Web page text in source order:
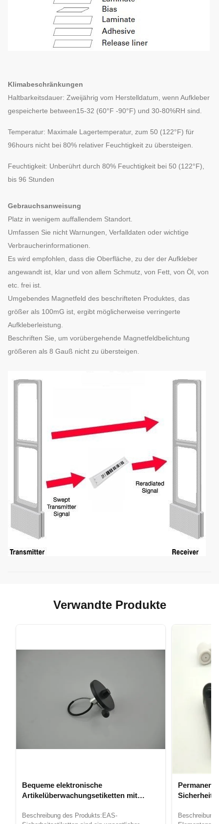
Klimabeschränkungen
Haltbarkeitsdauer: Zweijährig vom Herstelldatum, wenn Aufkleber
gespeicherte between15-32 (60°F -90°F) und 30-80%RH sind.
Temperatur: Maximale Lagertemperatur, zum 50 (122°F) für
96hours nicht bei 80% relativer Feuchtigkeit zu übersteigen.
Feuchtigkeit: Unberührt durch 80% Feuchtigkeit bei 50 (122°F),
bis 96 Stunden
Gebrauchsanweisung
Platz in wenigem auffallendem Standort.
Umfassen Sie nicht Warnungen, Verfalldaten oder wichtige
Verbraucherinformationen.
Es wird empfohlen, dass die Oberfläche, zu der der Aufkleber
angewandt ist, klar und von allem Schmutz, von Fett, von Öl, von
etc. frei ist.
Umgebendes Magnetfeld des beschrifteten Produktes, das
größer als 100mG ist, ergibt möglicherweise verringerte
Aufkleberleistung.
Beschriften Sie, um vorübergehende Magnetfeldbelichtung
größeren als 8 Gauß nicht zu übersteigen.
Verwandte Produkte
Bequeme elektronische
Artikelüberwachungsetiketten mit
Beschreibung des Produkts:EAS-